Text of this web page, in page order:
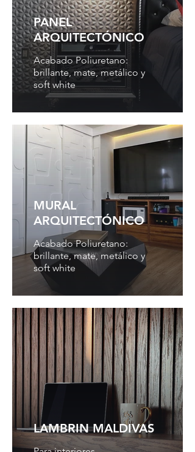
PANEL
ARQUITECTÓNICO
Acabado Poliuretano:
brillante, mate, metálico y
soft white
MURAL
ARQUITECTÓNICO
Acabado Poliuretano:
brillante, mate, metálico y
soft white
LAMBRIN MALDIVAS